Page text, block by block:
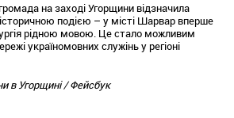
на заході Угорщини відзначила
подією – у місті Шарвар вперше
рідною мовою. Це стало можливим
україномовних служінь у регіоні
в Угорщині / Фейсбук